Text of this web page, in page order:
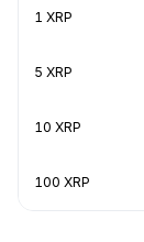
1 XRP
5 XRP
10 XRP
100 XRP